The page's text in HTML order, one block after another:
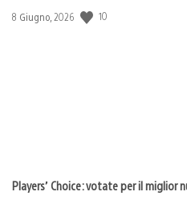
Data
8 Giugno, 2026 10
Players’ Choice: votate per il miglior